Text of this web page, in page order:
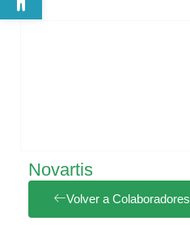
Novartis
Volver a Colaboradores